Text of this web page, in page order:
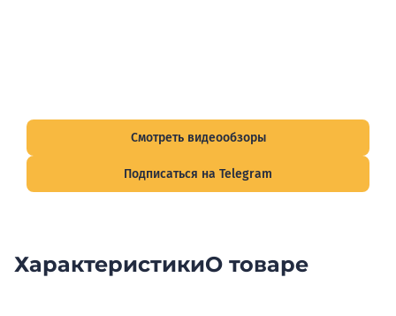
Смотреть видеообзоры
Подписаться на Telegram
ХарактеристикиО товаре